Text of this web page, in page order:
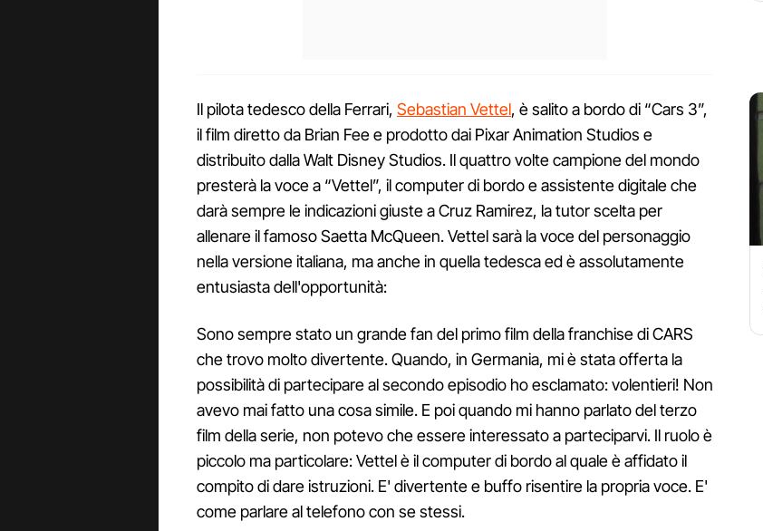
Il pilota tedesco della Ferrari, Sebastian Vettel, è salito a bordo di “Cars 3”,
il film diretto da Brian Fee e prodotto dai Pixar Animation Studios e
distribuito dalla Walt Disney Studios. Il quattro volte campione del mondo
presterà la voce a “Vettel”, il computer di bordo e assistente digitale che
darà sempre le indicazioni giuste a Cruz Ramirez, la tutor scelta per
allenare il famoso Saetta McQueen. Vettel sarà la voce del personaggio
nella versione italiana, ma anche in quella tedesca ed è assolutamente
entusiasta dell'opportunità:
Sono sempre stato un grande fan del primo film della franchise di CARS
che trovo molto divertente. Quando, in Germania, mi è stata offerta la
possibilità di partecipare al secondo episodio ho esclamato: volentieri! Non
avevo mai fatto una cosa simile. E poi quando mi hanno parlato del terzo
film della serie, non potevo che essere interessato a parteciparvi. Il ruolo è
piccolo ma particolare: Vettel è il computer di bordo al quale è affidato il
compito di dare istruzioni. E' divertente e buffo risentire la propria voce. E'
come parlare al telefono con se stessi.